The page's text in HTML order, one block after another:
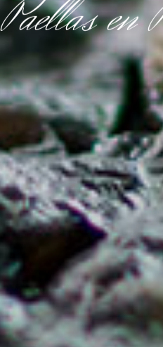
Paellasen